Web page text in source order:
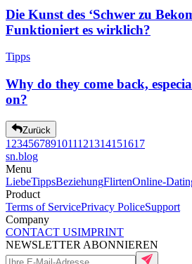
Die Kunst des ‘Schwer zu
Funktioniert es wirklich?
Tipps
Why do they come back,
on?
Zurück
1 234567891011121314151617
sn.blog
Menu
LiebeTippsBeziehungFlirtenOnline-
Product
Terms of ServicePrivacy PoliceSupport
Company
CONTACT USIMPRINT
NEWSLETTER ABONNIEREN